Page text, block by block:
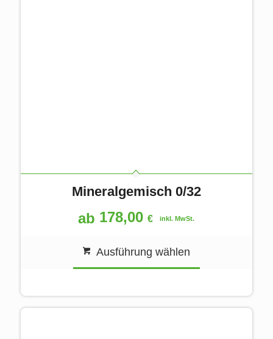
Mineralgemisch 0/32
ab 178,00€ inkl. MwSt.
Ausführung wählen